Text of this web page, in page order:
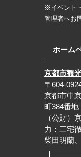
※イベント
管理者へお
ホーム
京都市観
〒604-
京都市中
町384番
（公財）
力：三宅
柴田明蘭